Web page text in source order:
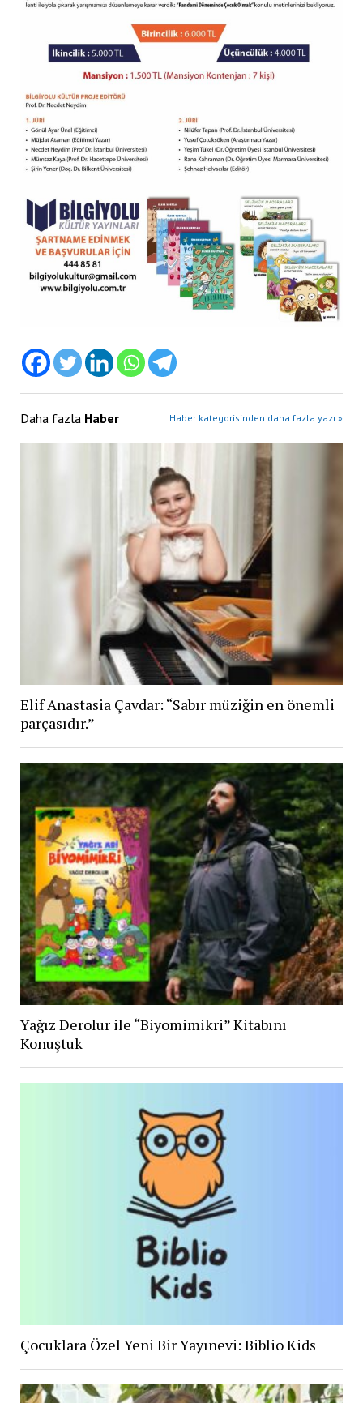
Daha fazla Haber Haber kategorisinden daha fazla yazı »
Elif Anastasia Çavdar: “Sabır müziğin en önemli
parçasıdır.”
Yağız Derolur ile “Biyomimikri” Kitabını
Konuştuk
Çocuklara Özel Yeni Bir Yayınevi: Biblio Kids